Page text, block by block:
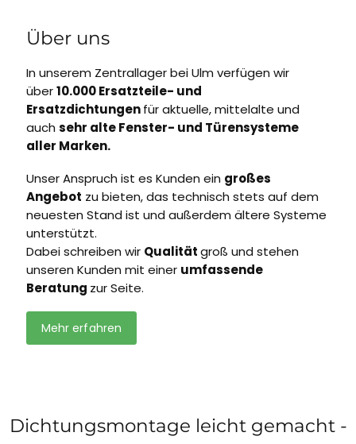
Über uns
In unserem Zentrallager bei Ulm verfügen wir
über10.000 Ersatzteile- und
Ersatzdichtungenfür aktuelle, mittelalte und
auch sehr alte Fenster- und Türensysteme
aller Marken.
Unser Anspruch ist es Kunden ein großes
Angebot zu bieten, das technisch stets auf dem
neuesten Stand ist und außerdem ältere Systeme
unterstützt.
Dabei schreiben wir Qualitätgroß und stehen
unseren Kunden mit einer umfassende
Beratung zur Seite.
Mehr erfahren
Dichtungsmontage leicht gemacht -